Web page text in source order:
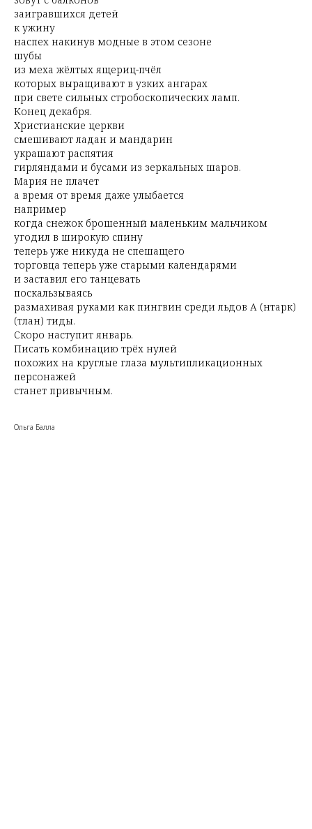
заигравшихся детей
к ужину
наспех накинув модные в этом сезоне
шубы
из меха жёлтых ящериц-пчёл
которых выращивают в узких ангарах
при свете сильных стробоскопических ламп.
Конец декабря.
Христианские церкви
смешивают ладан и мандарин
украшают распятия
гирляндами и бусами из зеркальных шаров.
Мария не плачет
а время от время даже улыбается
например
когда снежок брошенный маленьким мальчиком
угодил в широкую спину
теперь уже никуда не спешащего
торговца теперь уже старыми календарями
и заставил его танцевать
поскальзываясь
размахивая руками как пингвин среди льдов А (нтарк)
(тлан) тиды.
Скоро наступит январь.
Писать комбинацию трёх нулей
похожих на круглые глаза мультипликационных
персонажей
станет привычным.
Ольга Балла